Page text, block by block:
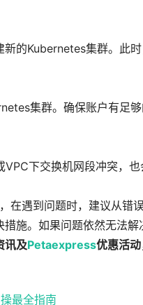
的Kubernetes集群。此
集群。确保账户有足
下交换机网段冲突，
在遇到问题时，建议从错
施。如果问题依然无法
讯及Petaexpress优惠活动
最全指南